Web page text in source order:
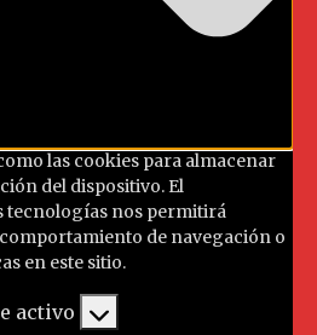
las cookies para almacenar
del dispositivo. El
tecnologías nos permitirá
de navegación o
en este sitio.
activo